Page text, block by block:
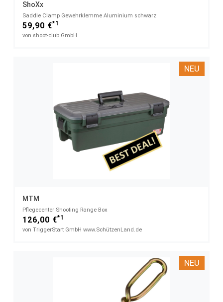
ShoXx
Saddle Clamp Gewehrklemme Aluminium schwarz
59,90 €*1
von shoot-club GmbH
NEU
MTM
Pflegecenter Shooting Range Box
126,00 €*1
von TriggerStart GmbH www.SchützenLand.de
NEU